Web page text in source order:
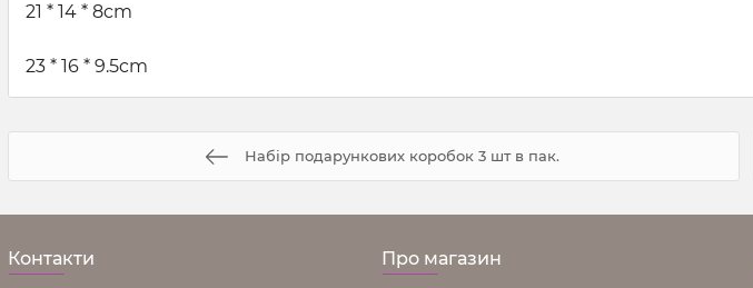
21 * 14 * 8cm
23 * 16 * 9.5cm
Набір подарункових коробок 3 шт в пак.
Контакти Про магазин